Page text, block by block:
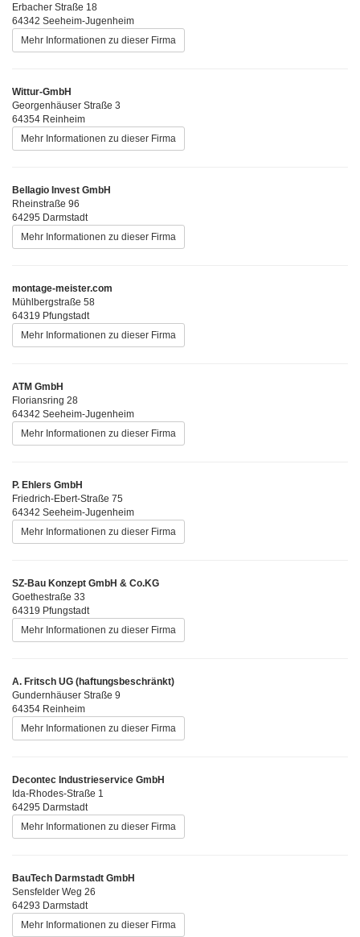
Erbacher Straße 18
64342 Seeheim-Jugenheim
Mehr Informationen zu dieser Firma
Wittur-GmbH
Georgenhäuser Straße 3
64354 Reinheim
Mehr Informationen zu dieser Firma
Bellagio Invest GmbH
Rheinstraße 96
64295 Darmstadt
Mehr Informationen zu dieser Firma
montage-meister.com
Mühlbergstraße 58
64319 Pfungstadt
Mehr Informationen zu dieser Firma
ATM GmbH
Floriansring 28
64342 Seeheim-Jugenheim
Mehr Informationen zu dieser Firma
P. Ehlers GmbH
Friedrich-Ebert-Straße 75
64342 Seeheim-Jugenheim
Mehr Informationen zu dieser Firma
SZ-Bau Konzept GmbH & Co.KG
Goethestraße 33
64319 Pfungstadt
Mehr Informationen zu dieser Firma
A. Fritsch UG (haftungsbeschränkt)
Gundernhäuser Straße 9
64354 Reinheim
Mehr Informationen zu dieser Firma
Decontec Industrieservice GmbH
Ida-Rhodes-Straße 1
64295 Darmstadt
Mehr Informationen zu dieser Firma
BauTech Darmstadt GmbH
Sensfelder Weg 26
64293 Darmstadt
Mehr Informationen zu dieser Firma